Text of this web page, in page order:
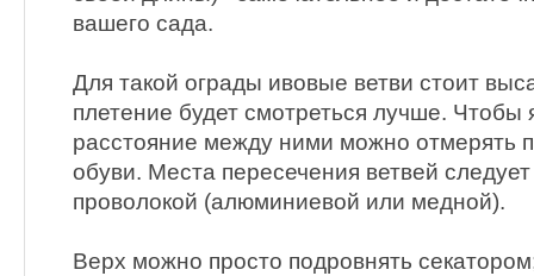
вашего сада.
Для такой ограды ивовые ветви стоит
плетение будет смотреться лучше.
расстояние между ними можно отмерять
обуви. Места пересечения ветвей следует
проволокой (алюминиевой или медной).
Верх можно просто подровнять